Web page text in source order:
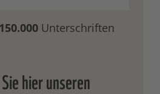
150.000Unterschriften
hier unseren